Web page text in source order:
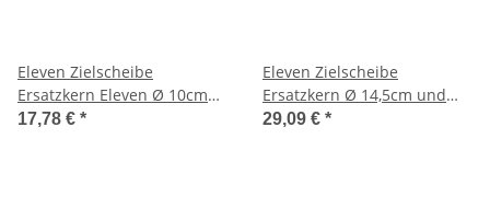
Eleven Zielscheibe
Ersatzkern Eleven Ø 10cm
und 25cm dick yellow EP10
17,78 € *
Eleven Zielscheibe
Ersatzkern Ø 14,5cm und
25cm dick yellow EP14
29,09 € *